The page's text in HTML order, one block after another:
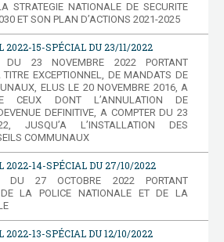
STRATEGIE NATIONALE DE SECURITE
ET SON PLAN D’ACTIONS 2021-2025
2022-15-SPÉCIAL DU 23/11/2022
DU 23 NOVEMBRE 2022 PORTANT
TITRE EXCEPTIONNEL, DE MANDATS DE
ELUS LE 20 NOVEMBRE 2016, A
CEUX DONT L’ANNULATION DE
DEFINITIVE, A COMPTER DU 23
JUSQU’A L’INSTALLATION DES
COMMUNAUX
2022-14-SPÉCIAL DU 27/10/2022
DU 27 OCTOBRE 2022 PORTANT
DE LA POLICE NATIONALE ET DE LA
2022-13-SPÉCIAL DU 12/10/2022